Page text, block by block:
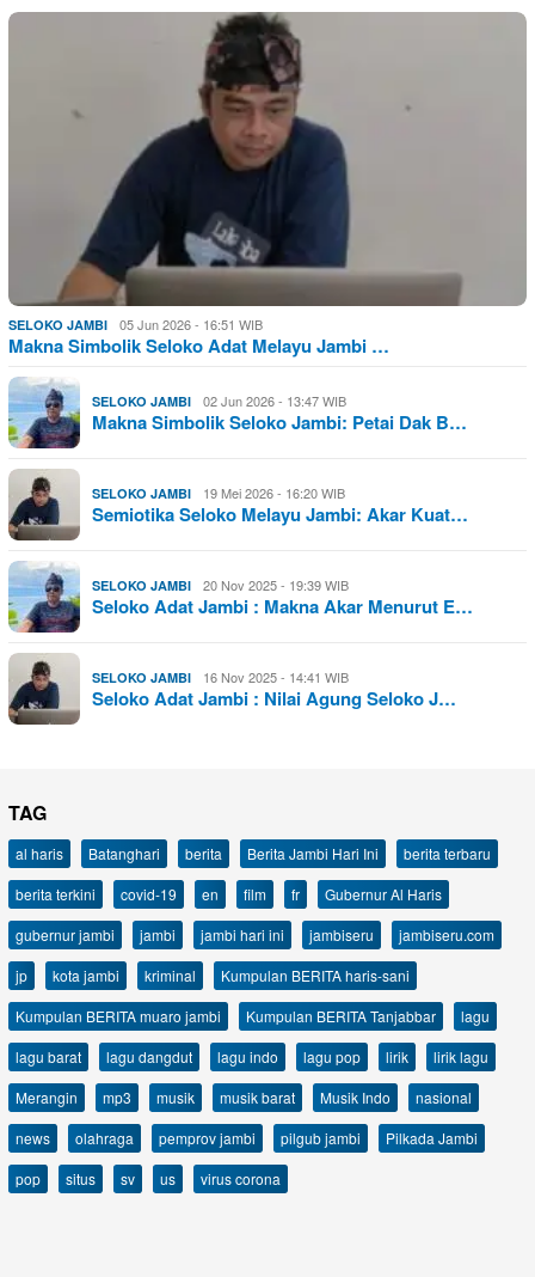
SELOKO JAMBI 05 Jun 2026 - 16:51 WIB
Makna Simbolik Seloko Adat Melayu Jambi …
SELOKO JAMBI 02 Jun 2026 - 13:47 WIB
Makna Simbolik Seloko Jambi: Petai Dak B…
SELOKO JAMBI 19 Mei 2026 - 16:20 WIB
Semiotika Seloko Melayu Jambi: Akar Kuat…
SELOKO JAMBI 20 Nov 2025 - 19:39 WIB
Seloko Adat Jambi : Makna Akar Menurut E…
SELOKO JAMBI 16 Nov 2025 - 14:41 WIB
Seloko Adat Jambi : Nilai Agung Seloko J…
TAG
al haris Batanghari berita Berita Jambi Hari Ini
berita terbaru
berita terkini
covid-19 en film fr
Gubernur Al Haris
gubernur jambi
jambi jambi hari ini jambiseru
jambiseru.com
jp
kota jambi kriminal
Kumpulan BERITA haris-sani
Kumpulan BERITA muaro jambi
Kumpulan BERITA Tanjabbar
lagu
lagu barat
lagu dangdut lagu indo lagu pop lirik
lirik lagu
Merangin
mp3 musik musik barat Musik Indo
nasional
news
olahraga pemprov jambi pilgub jambi
Pilkada Jambi
pop
situs sv us virus corona